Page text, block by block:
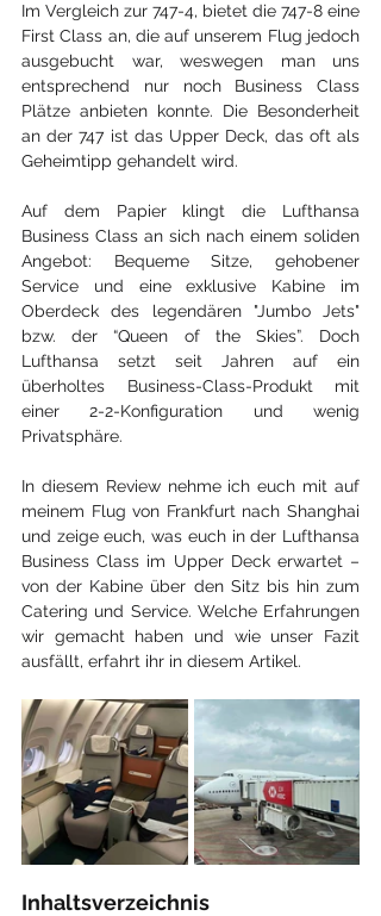
Im Vergleich zur 747-4, bietet die 747-8 eine
First Class an, die auf unserem Flug jedoch
ausgebucht war, weswegen man uns
entsprechend nur noch Business Class
Plätze anbieten konnte. Die Besonderheit
an der 747 ist das Upper Deck, das oft als
Geheimtipp gehandelt wird.
Auf dem Papier klingt die Lufthansa
Business Class an sich nach einem soliden
Angebot: Bequeme Sitze, gehobener
Service und eine exklusive Kabine im
Oberdeck des legendären "Jumbo Jets"
bzw. der “Queen of the Skies”. Doch
Lufthansa setzt seit Jahren auf ein
überholtes Business-Class-Produkt mit
einer 2-2-Konfiguration und wenig
Privatsphäre.
In diesem Review nehme ich euch mit auf
meinem Flug von Frankfurt nach Shanghai
und zeige euch, was euch in der Lufthansa
Business Class im Upper Deck erwartet –
von der Kabine über den Sitz bis hin zum
Catering und Service. Welche Erfahrungen
wir gemacht haben und wie unser Fazit
ausfällt, erfahrt ihr in diesem Artikel.
Inhaltsverzeichnis